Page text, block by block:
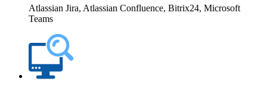
Atlassian Jira, Atlassian Confluence, Bitrix24, Microsoft
Teams